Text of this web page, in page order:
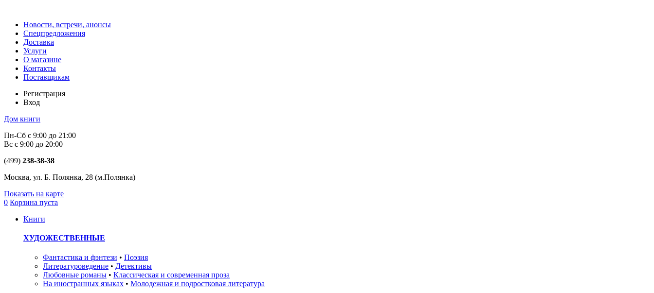
Новости, встречи, анонсы
Спецпредложения
Доставка
Услуги
О магазине
Контакты
Поставщикам
Регистрация
Вход
Дом книги
Пн-Сб с 9:00 до 21:00
Вс с 9:00 до 20:00
(499) 238-38-38
Москва, ул. Б. Полянка, 28 (м.Полянка)
Показать на карте
0 Корзина пуста
Книги
ХУДОЖЕСТВЕННЫЕ
Фантастика и фэнтези • Поэзия
Литературоведение • Детективы
Любовные романы • Классическая и современная проза
На иностранных языках • Молодежная и подростковая литература